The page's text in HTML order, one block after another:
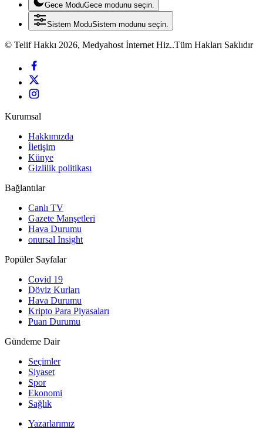
Gece ModuGece modunu seçin.
Sistem ModuSistem modunu seçin.
© Telif Hakkı 2026, Medyahost İnternet Hiz..Tüm Hakları Saklıdır
Kurumsal
Hakkımızda
İletişim
Künye
Gizlilik politikası
Bağlantılar
Canlı TV
Gazete Manşetleri
Hava Durumu
onursal Insight
Popüler Sayfalar
Covid 19
Döviz Kurları
Hava Durumu
Kripto Para Piyasaları
Puan Durumu
Gündeme Dair
Seçimler
Siyaset
Spor
Ekonomi
Sağlık
Yazarlarımız